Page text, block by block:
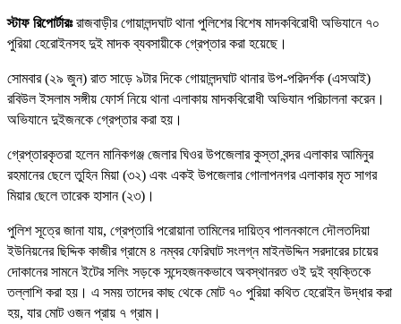
স্টাফ রিপোর্টারঃরাজবাড়ীর গোয়ালন্দঘাট থানা পুলিশের বিশেষ মাদকবিরোধী অভিযানে ৭০
পুরিয়া হেরোইনসহ দুই মাদক ব্যবসায়ীকে গ্রেপ্তার করা হয়েছে।
সোমবার (২৯ জুন) রাত সাড়ে ৯টার দিকে গোয়ালন্দঘাট থানার উপ-পরিদর্শক (এসআই)
রবিউল ইসলাম সঙ্গীয় ফোর্স নিয়ে থানা এলাকায় মাদকবিরোধী অভিযান পরিচালনা করেন।
অভিযানে দুইজনকে গ্রেপ্তার করা হয়।
গ্রেপ্তারকৃতরা হলেন মানিকগঞ্জ জেলার ঘিওর উপজেলার কুস্তা বন্দর এলাকার আমিনুর
রহমানের ছেলে তুহিন মিয়া (৩২) এবং একই উপজেলার গোলাপনগর এলাকার মৃত সাগর
মিয়ার ছেলে তারেক হাসান (২৩)।
পুলিশ সূত্রে জানা যায়, গ্রেপ্তারি পরোয়ানা তামিলের দায়িত্ব পালনকালে দৌলতদিয়া
ইউনিয়নের ছিদ্দিক কাজীর গ্রামে ৪ নম্বর ফেরিঘাট সংলগ্ন মাইনউদ্দিন সরদারের চায়ের
দোকানের সামনে ইটের সলিং সড়কে সন্দেহজনকভাবে অবস্থানরত ওই দুই ব্যক্তিকে
তল্লাশি করা হয়। এ সময় তাদের কাছ থেকে মোট ৭০ পুরিয়া কথিত হেরোইন উদ্ধার করা
হয়, যার মোট ওজন প্রায় ৭ গ্রাম।